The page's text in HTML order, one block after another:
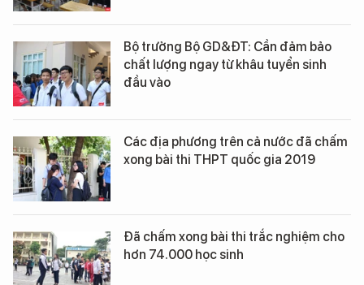
Bộ trưởng Bộ GD&ĐT: Cần đảm bảo
chất lượng ngay từ khâu tuyển sinh
đầu vào
Các địa phương trên cả nước đã chấm
xong bài thi THPT quốc gia 2019
Đã chấm xong bài thi trắc nghiệm cho
hơn 74.000 học sinh